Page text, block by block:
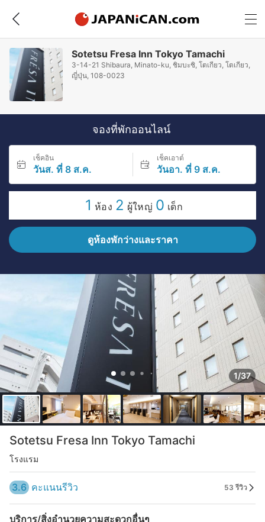
Sotetsu Fresa Inn Tokyo Tamachi
3-14-21 Shibaura, Minato-ku, ชิมบะชิ, โตเกียว, โตเกียว,
ญี่ปุ่น, 108-0023
จองที่พักออนไลน์
เช็คอิน
วันส. ที่ 8 ส.ค.
เช็คเอาต์
วันอา. ที่ 9 ส.ค.
1 ห้อง 2 ผู้ใหญ่ 0 เด็ก
ดูห้องพักว่างและราคา
1/37
Sotetsu Fresa Inn Tokyo Tamachi
โรงแรม
3.6 คะแนนรีวิว 53 รีวิว
บริการ/สิ่งอำนวยความสะดวกอื่นๆ